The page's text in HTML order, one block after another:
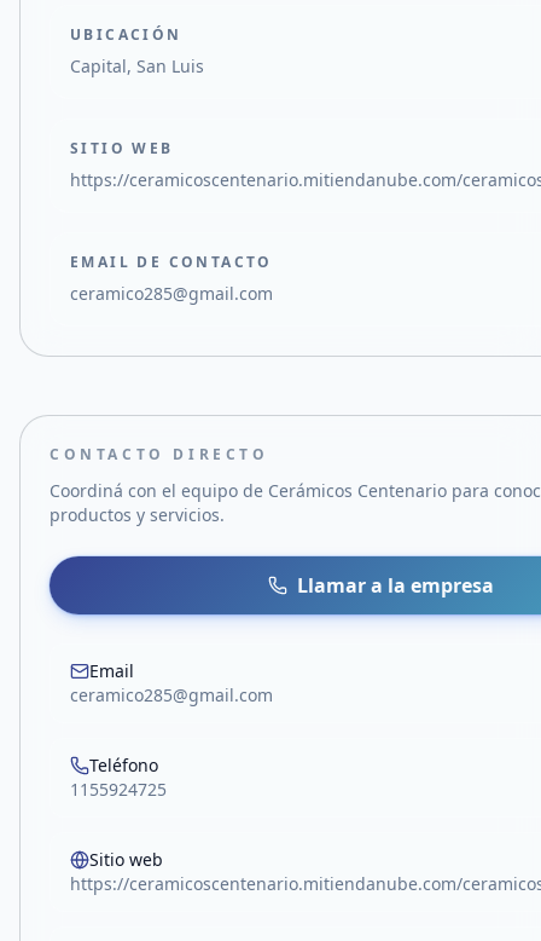
UBICACIÓN
Capital, San Luis
SITIO WEB
https://ceramicoscentenario.mitiendanube.com/
EMAIL DE CONTACTO
ceramico285@gmail.com
CONTACTO DIRECTO
Coordiná con el equipo de Cerámicos Centenario para
productos y servicios.
Llamar a la empresa
Email
ceramico285@gmail.com
Teléfono
1155924725
Sitio web
https://ceramicoscentenario.mitiendanube.com/